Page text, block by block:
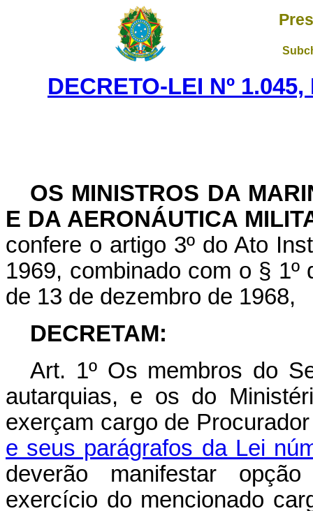
DECRETO-LEI Nº
OS MINISTROS DA
E DA AERONÁUTICA
confere o artigo 3º do Ato
1969, combinado com o § 1º
de 13 de dezembro de 1968,
DECRETAM:
Art. 1º Os membros do
autarquias, e os do
exerçam cargo de
e seus parágrafos da Lei
deverão manifestar
exercício do mencionado